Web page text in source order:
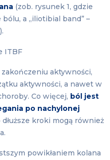
(zob. rysunek 1, gdzie
a „iliotibial band” –
aktywności,
aktywności, a nawet w
Co więcej, ból jest
po nachylonej
kroki mogą również
powikłaniem kolana